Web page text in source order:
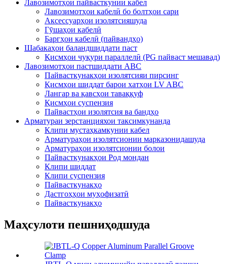
Лавозимотҳои пайвасткунии кабел
Лавозимотҳои кабелӣ бо болтҳои сари
Аксессуарҳои изолятсияшуда
Гӯшаҳои кабелӣ
Баргҳои кабелӣ (пайвандҳо)
Шабакаҳои баландшиддати паст
Қисмҳои чуқури параллелӣ (PG пайваст мешавад)
Лавозимотҳои пастшиддати ABC
Пайвасткунакҳои изолятсияи пирсинг
Қисмҳои шиддат барои хатҳои LV ABC
Лангар ва қавсҳои таваққуф
Қисмҳои суспензия
Пайвастҳои изолятсия ва бандҳо
Арматураи зерстанцияхои таксимкунанда
Клипи мустаҳкамкунии кабел
Арматураҳои изолятсионии марказонидашуда
Арматураҳои изолятсионии болои
Пайвасткунакҳои Род мондан
Клипи шиддат
Клипи суспензия
Пайвасткунакҳо
Дастгоҳҳои муҳофизатӣ
Пайвасткунакҳо
Маҳсулоти пешниҳодшуда